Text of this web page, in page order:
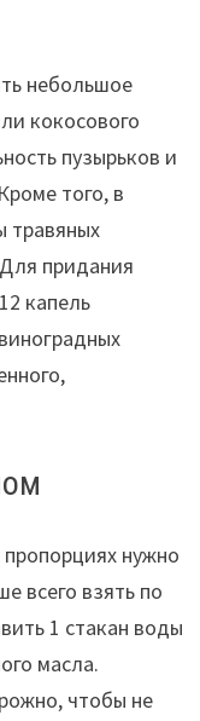
небольшое
кокосового
пузырьков и
того, в
травяных
придания
капель
нужно
всего взять по
1 стакан воды
масла.
чтобы не